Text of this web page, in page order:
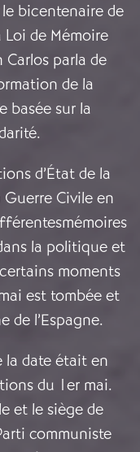
bicentenaire de
de Mémoire
parla de
de la
basée sur la
d’État de la
Guerre Civile en
la politique et
moments
est tombée et
de l’Espagne.
la date était en
du 1er mai.
et le siège de
communiste